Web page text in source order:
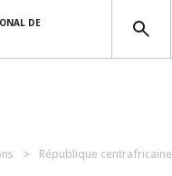
DE
République centrafricaine